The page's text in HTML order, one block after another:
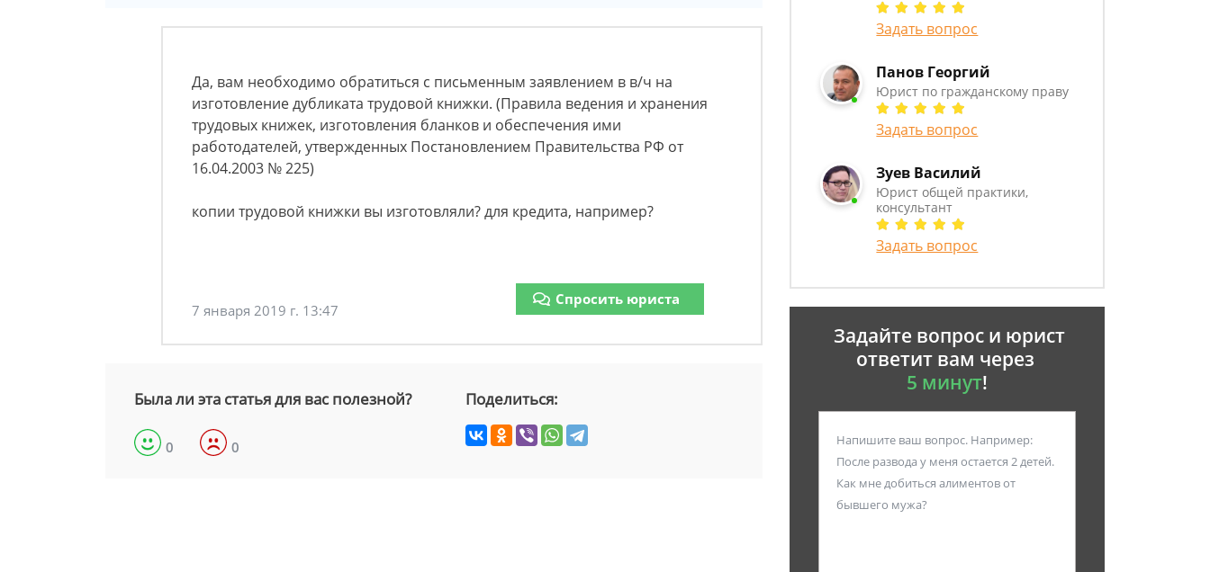
Да, вам необходимо обратиться с письменным заявлением в в/ч на
изготовление дубликата трудовой книжки. (Правила ведения и хранения
трудовых книжек, изготовления бланков и обеспечения ими
работодателей, утвержденных Постановлением Правительства РФ от
16.04.2003 № 225)
копии трудовой книжки вы изготовляли? для кредита, например?
7 января 2019 г. 13:47
Спросить юриста
Была ли эта статья для вас полезной?
0 0
Поделиться:
Задать вопрос
Панов Георгий
Юрист по гражданскому праву
Задать вопрос
Зуев Василий
Юрист общей практики,
консультант
Задать вопрос
Задайте вопрос и юрист
ответит вам через
5 минут!